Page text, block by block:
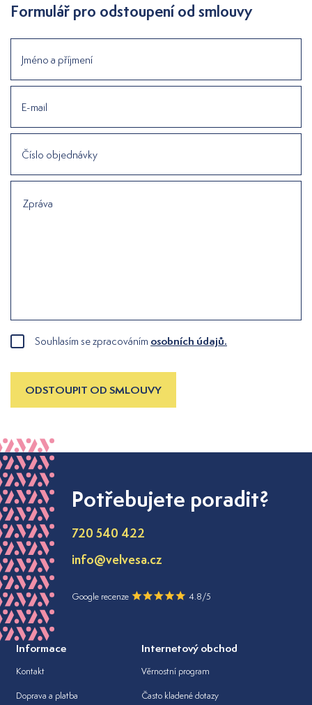
Formulář pro odstoupení od smlouvy
Jméno a příjmení
E-mail
Číslo objednávky
Zpráva
Souhlasím se zpracováním osobních údajů.
ODSTOUPIT OD SMLOUVY
Potřebujete poradit?
720 540 422
info@velvesa.cz
Google recenze 4.8/5
Informace
Kontakt
Doprava a platba
Internetový obchod
Věrnostní program
Často kladené dotazy